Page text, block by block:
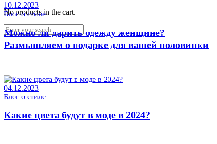
No products in the cart.
10.12.2023
Блог о стиле
Можно ли дарить одежду женщине?
Размышляем о подарке для вашей половинки
04.12.2023
Блог о стиле
Какие цвета будут в моде в 2024?